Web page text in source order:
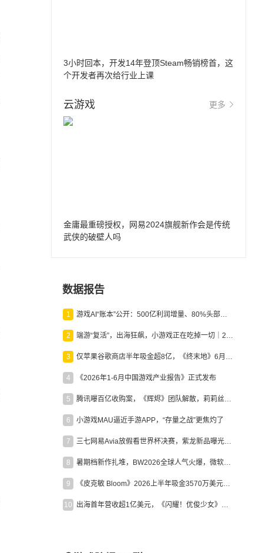
3小时回本，开发14年登顶Steam畅销榜首，这
个开发者再次给行业上课
云游戏 更多
金庸最重磅授权，网易2024旗舰新作会是传统
武侠的破壁人吗
数据报告
1 游戏AI“账本”公开：500亿利润增量、80%头部入局，谁在闷声发财？
2 端游“复活”，出海狂飙，小游戏正在吃掉一切｜2026上半年产业报告
3 仅苹果谷歌商店半年吸金超8亿，《终末地》6月份收入显著回暖
4 《2026年1-6月中国游戏产业报告》正式发布
5 腾讯曝百亿收购案，《辉烬》团队解散，莉莉丝新作曝光｜陀螺周报
6 小游戏MAU逼近手游APP，“存量之战”更焦灼了
7 三七网易Avia放假看世界杯决赛，紫龙新品曝光，米哈游新作上线 | 陀螺周报
8 暑期档新作扎堆，BW2026全球人气火爆，微软XBOX大裁员|陀螺周报
9 《皮克敏 Bloom》2026上半年吸金3570万美元，中国台湾成最大市场
10 出海首年营收超1亿美元，《闪耀！优俊少女》美国市场占比达七成